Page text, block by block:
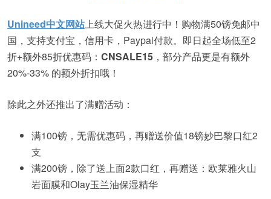
Unineed中文网站上线大促火热进行中！购物满50镑免邮中
国，支持支付宝，信用卡，Paypal付款。即日起全场低至2
折+额外85折优惠码： CNSALE15 ，部分产品更是有额外
20%-33% 的额外折扣哦！
除此之外还推出了满赠活动：
满100镑，无需优惠码，再赠送价值18镑妙巴黎口红2
支
满200镑，除了送上面2款口红，再赠送：欧莱雅火山
岩面膜和Olay玉兰油保湿精华